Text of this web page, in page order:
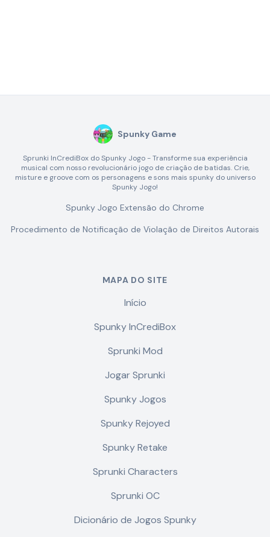
Spunky Game
Sprunki InCrediBox do Spunky Jogo - Transforme sua experiência
musical com nosso revolucionário jogo de criação de batidas. Crie,
misture e groove com os personagens e sons mais spunky do universo
Spunky Jogo!
Spunky Jogo Extensão do Chrome
Procedimento de Notificação de Violação de Direitos Autorais
MAPA DO SITE
Início
Spunky InCrediBox
Sprunki Mod
Jogar Sprunki
Spunky Jogos
Spunky Rejoyed
Spunky Retake
Sprunki Characters
Sprunki OC
Dicionário de Jogos Spunky